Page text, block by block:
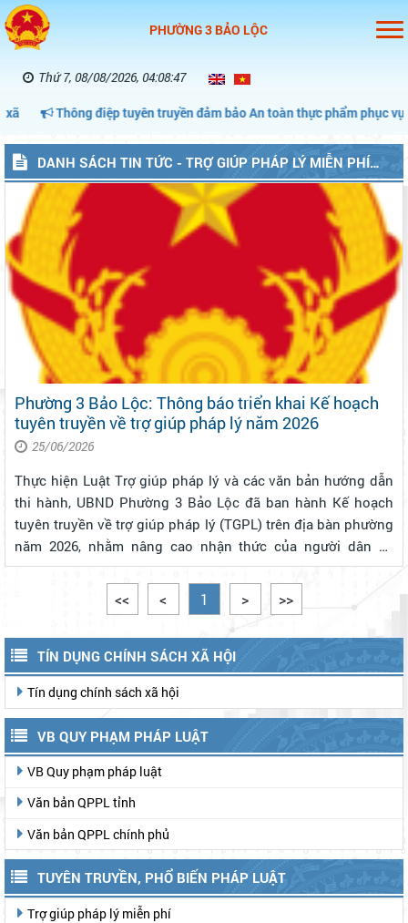
PHƯỜNG 3 BẢO LỘC
Thứ 7, 08/08/2026, 04:08:48
Thông điệp tuyên truyền đảm bảo An toàn thực phẩm phục vụ
(P3BAOLOC)
Phường 3 Bảo Lộc: Thông báo triển khai Kế hoạch
tuyên truyền về trợ giúp pháp lý năm 2026
25/06/2026
Thực hiện Luật Trợ giúp pháp lý và các văn bản hướng dẫn
thi hành, UBND Phường 3 Bảo Lộc đã ban hành Kế hoạch
tuyên truyền về trợ giúp pháp lý (TGPL) trên địa bàn phường
năm 2026, nhằm nâng cao nhận thức của người dân về
quyền được TGPL miễn phí, kịp thời phát hiện và giới thiệu
người thuộc diện TGP...
<< < 1 > >>
TÍN DỤNG CHÍNH SÁCH XÃ HỘI
Tín dụng chính sách xã hội
VB QUY PHẠM PHÁP LUẬT
VB Quy phạm pháp luật
Văn bản QPPL tỉnh
Văn bản QPPL chính phủ
TUYÊN TRUYỀN, PHỔ BIẾN PHÁP LUẬT
Trợ giúp pháp lý miễn phí